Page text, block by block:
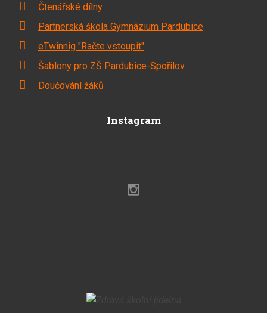
Čtenářské dílny
Partnerská škola Gymnázium Pardubice
eTwinnig "Račte vstoupit"
Šablony pro ZŠ Pardubice-Spořilov
Doučování žáků
Instagram